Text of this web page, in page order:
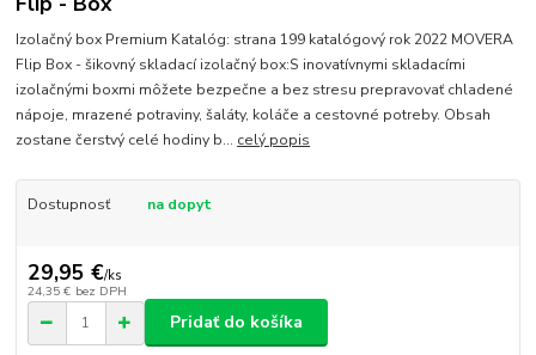
Izolačný box Premium Katalóg: strana 199 katalógový rok 2022 MOVERA
Flip Box - šikovný skladací izolačný box:S inovatívnymi skladacími
izolačnými boxmi môžete bezpečne a bez stresu prepravovať chladené
nápoje, mrazené potraviny, šaláty, koláče a cestovné potreby. Obsah
zostane čerstvý celé hodiny b... celý popis
Dostupnosť na dopyt
29,95 €/ks
24,35 € bez DPH
Pridať do košíka